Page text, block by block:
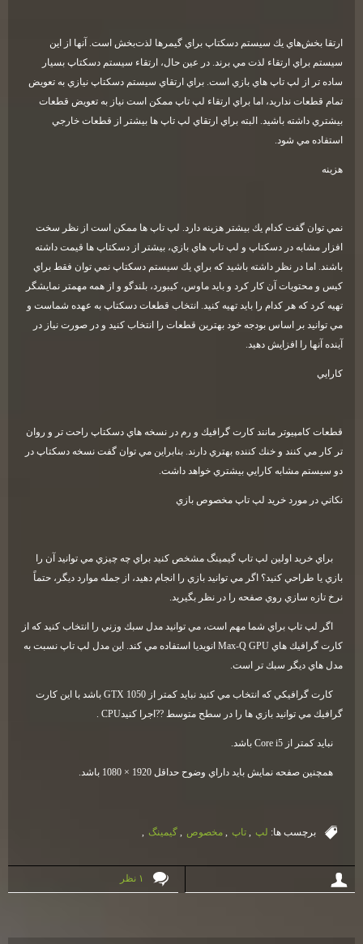
ارتقا بخش‌هاي يك سيستم دسكتاپ براي گيمرها لذت‌بخش است. آنها از اين
سيستم براي ارتقاء لذت مي برند. در عين حال، ارتقاء سيستم دسكتاپ بسيار
ساده تر از لپ تاپ هاي بازي است. براي ارتقاي سيستم دسكتاپ نيازي به تعويض
تمام قطعات نداريد، اما براي ارتقاء لپ تاپ ممكن است نياز به تعويض قطعات
بيشتري داشته باشيد. البته براي ارتقاي لپ تاپ ها بيشتر از قطعات خارجي
استفاده مي شود.
هزينه
نمي توان گفت كدام يك بيشتر هزينه دارد. لپ تاپ ها ممكن است از نظر سخت
افزار مشابه در دسكتاپ و لپ تاپ هاي بازي، بيشتر از دسكتاپ ها قيمت داشته
باشند. اما در نظر داشته باشيد كه براي يك سيستم دسكتاپ نمي توان فقط براي
كيس و محتويات آن كار كرد و بايد ماوس، كيبورد، بلندگو و از همه مهمتر نمايشگر
تهيه كرد كه هر كدام را بايد تهيه كنيد. انتخاب قطعات دسكتاپ به عهده شماست و
مي توانيد بر اساس بودجه خود بهترين قطعات را انتخاب كنيد و در صورت نياز در
آينده آنها را افزايش دهيد.
كارايي
قطعات كامپيوتر مانند كارت گرافيك و رم در نسخه هاي دسكتاپ راحت تر و روان
تر كار مي كنند و خنك كننده بهتري دارند. بنابراين مي توان گفت نسخه دسكتاپ در
دو سيستم مشابه كارايي بيشتري خواهد داشت.
نكاتي در مورد خريد لپ تاپ مخصوص بازي
براي خريد اولين لپ تاپ گيمينگ مشخص كنيد براي چه چيزي مي توانيد آن را
بازي يا طراحي كنيد؟ اگر مي توانيد بازي را انجام دهيد، از جمله موارد ديگر، حتماً
نرخ تازه سازي روي صفحه را در نظر بگيريد.
اگر لپ تاپ براي شما مهم است، مي توانيد مدل سبك وزني را انتخاب كنيد كه از
كارت گرافيك هاي Max-Q GPU انويديا استفاده مي كند. اين مدل لپ تاپ نسبت به
مدل هاي ديگر سبك تر است.
كارت گرافيكي كه انتخاب مي كنيد نبايد كمتر از GTX 1050 باشد با اين كارت
گرافيك مي توانيد بازي ها را در سطح متوسط ??اجرا كنيد. CPU
نبايد كمتر از Core i5 باشد.
همچنين صفحه نمايش بايد داراي وضوح حداقل 1920 × 1080 باشد .
برچسب ها: لپ تاپ مخصوص گيمينگ
۱ نظر